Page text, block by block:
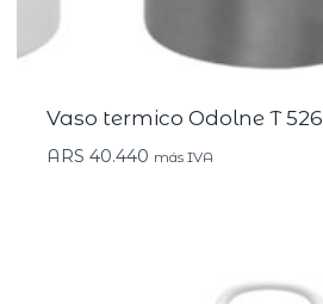
Vaso termico Odolne T 526
ARS 40.440 más IVA